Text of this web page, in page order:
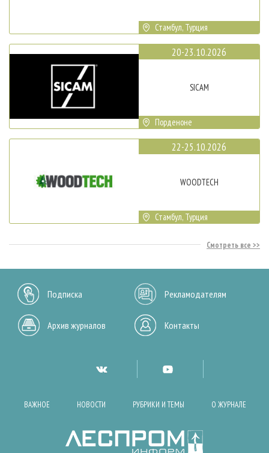
Стамбул, Турция
20-23.10.2026
SICAM
Порденоне
22-25.10.2026
WOODTECH
Стамбул, Турция
Смотреть все
Подписка Рекламодателям
Архив журналов Контакты
ВАЖНОЕ НОВОСТИ РУБРИКИ И ТЕМЫ О ЖУРНАЛЕ